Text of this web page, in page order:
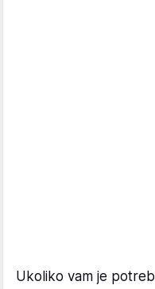
Ukoliko vam je